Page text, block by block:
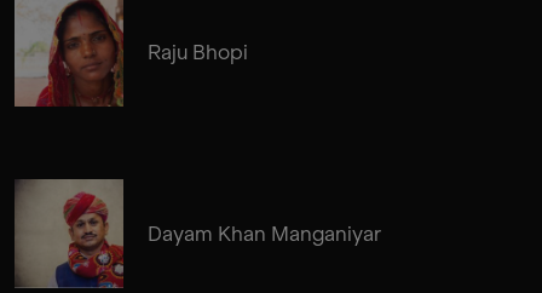
Raju Bhopi
Dayam Khan Manganiyar